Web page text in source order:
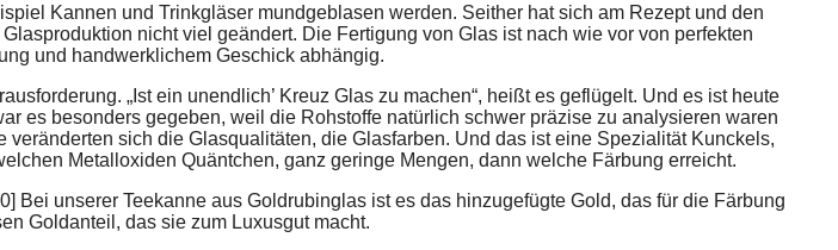
Kannen und Trinkgläser mundgeblasen werden. Seither hat sich am Rezept und den
nicht viel geändert. Die Fertigung von Glas ist nach wie vor von perfekten
und handwerklichem Geschick abhängig.
„Ist ein unendlich’ Kreuz Glas zu machen“, heißt es geflügelt. Und es ist heute
es besonders gegeben, weil die Rohstoffe natürlich schwer präzise zu analysieren waren
veränderten sich die Glasqualitäten, die Glasfarben. Und das ist eine Spezialität Kunckels,
Metalloxiden Quäntchen, ganz geringe Mengen, dann welche Färbung erreicht.
Bei unserer Teekanne aus Goldrubinglas ist es das hinzugefügte Gold, das für die Färbung
Goldanteil, das sie zum Luxusgut macht.